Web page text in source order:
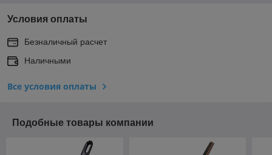
Условия оплаты
Безналичный расчет
Наличными
Все условия оплаты
Подобные товары компании